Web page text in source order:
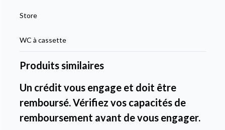
Store
WC à cassette
Produits similaires
Un crédit vous engage et doit être
remboursé. Vérifiez vos capacités de
remboursement avant de vous engager.